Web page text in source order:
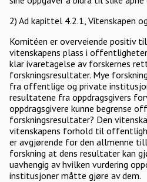
2) Ad kapittel 4.2.1, Vitenskapen
Komitéen er overveiende positiv
vitenskapens plass i
klar ivaretagelse av forskernes
forskningsresultater. Mye
fra offentlige og private
resultatene fra oppdragsgivers
oppdragsgivere kunne begrense
forskningsresultater? Den
vitenskapens forhold til
er avgjørende for den allmenne
forskning at dens resultater kan
uavhengig av hvilken vurdering
institusjoner måtte gjøre av dem.